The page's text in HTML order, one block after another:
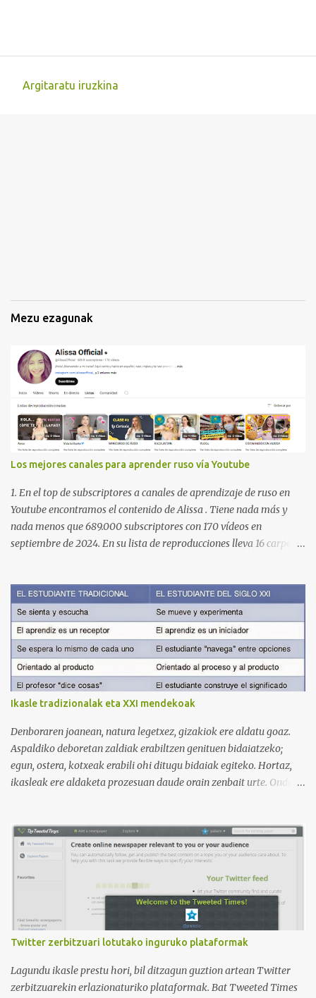
Argitaratu iruzkina
Mezu ezagunak
Los mejores canales para aprender ruso vía Youtube
1. En el top de subscriptores a canales de aprendizaje de ruso en
Youtube encontramos el contenido de Alissa . Tiene nada más y
nada menos que 689.000 subscriptores con 170 vídeos en
septiembre de 2024. En su lista de reproducciones lleva 16 carpetas
de Anastasia G . con 224.000 subscriptores y 97 vídeos en
septiembre de 2024. Anastasia tiene una lista de reproducción
muy bien estructurada para aprender gramática, lectura,
pronunciación, etc. https://www.youtube.com/@AnaG88/playlists
3. Otro de los canales con más usuarios y contenido es el de
Victoria, que lleva por nombre: Aprende con Victoria . El canal
tiene 120 mil subscriptores (septiembre de 2024) con muchísimos
para aprender los diferentes campos en los que podemos dividir un
curso de idiomas: gramática, verbos, vocabulario etc. h...
Ikasle tradizionalak eta XXI mendekoak
Denboraren joanean, natura legetxez, gizakiok ere aldatu goaz.
Aspaldiko deboretan zaldiak erabiltzen genituen bidaiatzeko;
egun, ostera, kotxeak erabili ohi ditugu bidaiak egiteko. Hortaz,
ikasleak ere aldaketa prozesuan daude orain zenbait urte. Ondoko
Ikusi diferentziak eta ausnartu irudiari so eginez.
Twitter zerbitzuari lotutako inguruko plataformak
Lagundu ikasle prestu hori, bil ditzagun guztion artean Twitter
zerbitzuarekin erlazionaturiko plataformak. Bat Tweeted Times